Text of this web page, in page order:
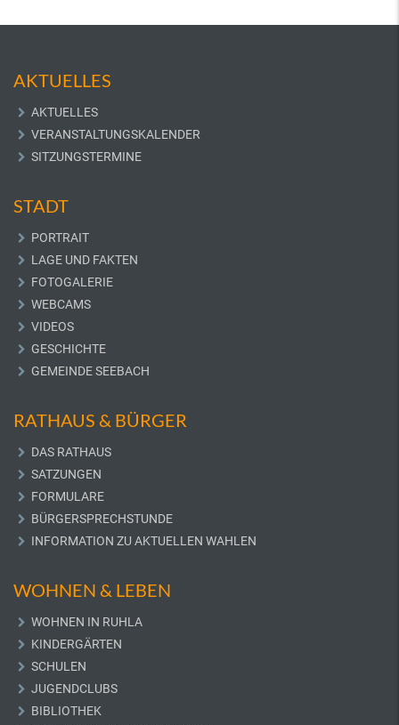
AKTUELLES
AKTUELLES
VERANSTALTUNGSKALENDER
SITZUNGSTERMINE
STADT
PORTRAIT
LAGE UND FAKTEN
FOTOGALERIE
WEBCAMS
VIDEOS
GESCHICHTE
GEMEINDE SEEBACH
RATHAUS & BÜRGER
DAS RATHAUS
SATZUNGEN
FORMULARE
BÜRGERSPRECHSTUNDE
INFORMATION ZU AKTUELLEN WAHLEN
WOHNEN & LEBEN
WOHNEN IN RUHLA
KINDERGÄRTEN
SCHULEN
JUGENDCLUBS
BIBLIOTHEK